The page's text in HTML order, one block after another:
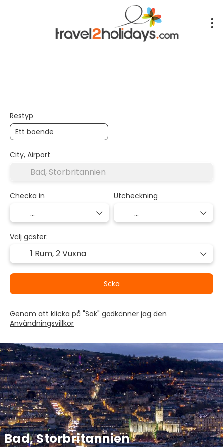
Bad, Storbritannien
Restyp
City, Airport
Checka in Utcheckning
Välj gäster:
1 Rum,2 Vuxna
Söka
Genom att klicka på "Sök" godkänner jag den
Användningsvillkor